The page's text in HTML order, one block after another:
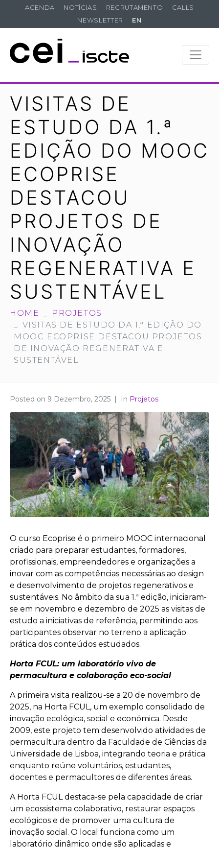
AGENDA NOTÍCIAS RECRUTAMENTO
CALLS
NEWSLETTER
EN
VISITAS DE
ESTUDO DA 1.ª
EDIÇÃO DO MOOC
ECOPRISE
DESTACOU
PROJETOS DE
INOVAÇÃO
REGENERATIVA E
SUSTENTÁVEL
HOME
PROJETOS
VISITAS DE ESTUDO DA 1.ª EDIÇÃO DO
MOOC ECOPRISE DESTACOU PROJETOS
DE INOVAÇÃO REGENERATIVA E
SUSTENTÁVEL
Posted on 9 Dezembro, 2025 In Projetos
O curso Ecoprise é o primeiro MOOC internacional
criado para preparar estudantes, formadores,
profissionais, empreendedores e organizações a
inovar com as competências necessárias ao design
e desenvolvimento de projetos regenerativos e
sustentáveis. No âmbito da sua 1.ª edição, iniciaram-
se em novembro e dezembro de 2025 as visitas de
estudo a iniciativas de referência, permitindo aos
participantes observar no terreno a aplicação
prática dos conteúdos estudados.
Horta FCUL: um laboratório vivo de
permacultura e colaboração eco-social
A primeira visita realizou-se a 20 de novembro de
2025, na Horta FCUL, um exemplo consolidado de
inovação ecológica, social e económica. Desde
2009, este projeto tem desenvolvido atividades de
permacultura dentro da Faculdade de Ciências da
Universidade de Lisboa, integrando teoria e prática
enquanto reúne voluntários, estudantes,
docentes e permacultores de diferentes áreas.
A Horta FCUL destaca-se pela capacidade de criar
um ecossistema colaborativo, restaurar espaços
ecológicos e de promover uma cultura de
inovação social. O local funciona como um
laboratório dinâmico onde são aplicadas e